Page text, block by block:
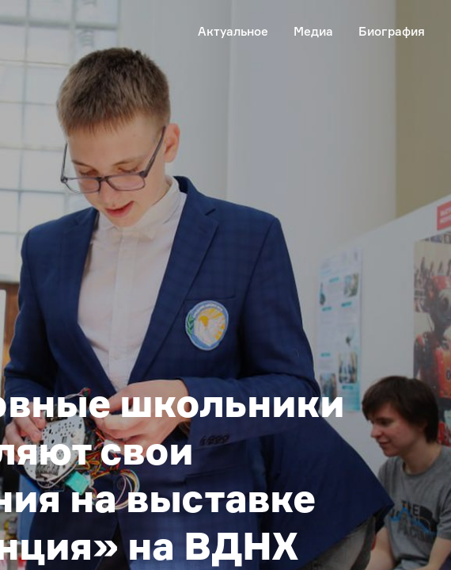
Актуальное Медиа Биография
школьники
свои
на выставке
на ВДНХ